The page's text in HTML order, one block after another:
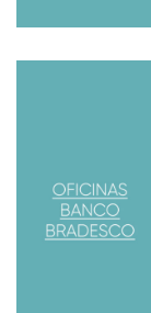
Brasileño
Puerto